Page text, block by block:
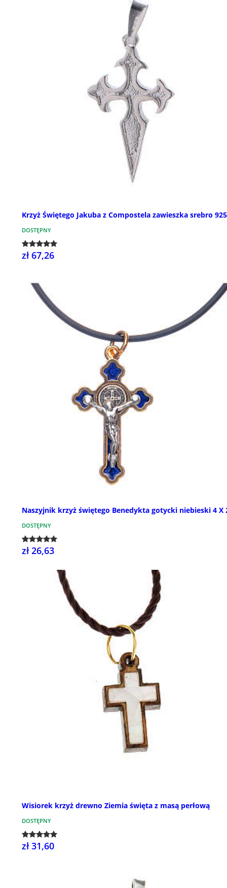
Krzyż Świętego Jakuba z Compostela zawieszka srebro 925
DOSTĘPNY
zł 67,26
Naszyjnik krzyż świętego Benedykta gotycki niebieski 4 X
DOSTĘPNY
zł 26,63
Wisiorek krzyż drewno Ziemia święta z masą perłową
DOSTĘPNY
zł 31,60